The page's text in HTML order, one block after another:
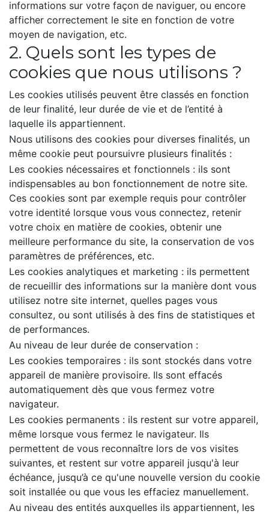
informations sur votre façon de naviguer, ou encore
afficher correctement le site en fonction de votre
moyen de navigation, etc.
2. Quels sont les types de
cookies que nous utilisons ?
Les cookies utilisés peuvent être classés en fonction
de leur finalité, leur durée de vie et de l’entité à
laquelle ils appartiennent.
Nous utilisons des cookies pour diverses finalités, un
même cookie peut poursuivre plusieurs finalités :
Les cookies nécessaires et fonctionnels : ils sont
indispensables au bon fonctionnement de notre site.
Ces cookies sont par exemple requis pour contrôler
votre identité lorsque vous vous connectez, retenir
votre choix en matière de cookies, obtenir une
meilleure performance du site, la conservation de vos
paramètres de préférences, etc.
Les cookies analytiques et marketing : ils permettent
de recueillir des informations sur la manière dont vous
utilisez notre site internet, quelles pages vous
consultez, ou sont utilisés à des fins de statistiques et
de performances.
Au niveau de leur durée de conservation :
Les cookies temporaires : ils sont stockés dans votre
appareil de manière provisoire. Ils sont effacés
automatiquement dès que vous fermez votre
navigateur.
Les cookies permanents : ils restent sur votre appareil,
même lorsque vous fermez le navigateur. Ils
permettent de vous reconnaître lors de vos visites
suivantes, et restent sur votre appareil jusqu'à leur
échéance, jusqu’à ce qu'une nouvelle version du cookie
soit installée ou que vous les effaciez manuellement.
Au niveau des entités auxquelles ils appartiennent, les